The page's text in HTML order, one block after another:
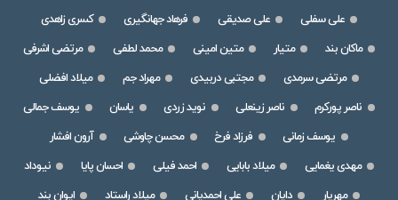
علی سفلی
علی صدیقی فرهاد جهانگیری
کسری زاهدی
ماکان بند
متیار متین امینی محمد لطفی
مرتضی اشرفی
مرتضی سرمدی
مجتبی دربیدی مهراد جم
میلاد افضلی
ناصر پورکرم
ناصر زینعلی نوید زردی یاسان
یوسف جمالی
یوسف زمانی
فرزاد فرخ محسن چاوشی
آرون افشار
مهدی یغمایی
میلاد بابایی احمد فیلی احسان پایا
نیوداد
مهریار
دایان علی احمدیانی میلاد راستاد
ایوان بند